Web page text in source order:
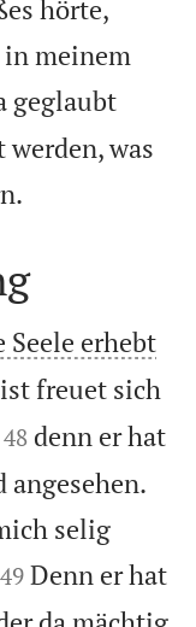
hörte,
in meinem
geglaubt
was
Seele erhebt
freuet sich


48 denn er hat
selig


49 Denn er hat